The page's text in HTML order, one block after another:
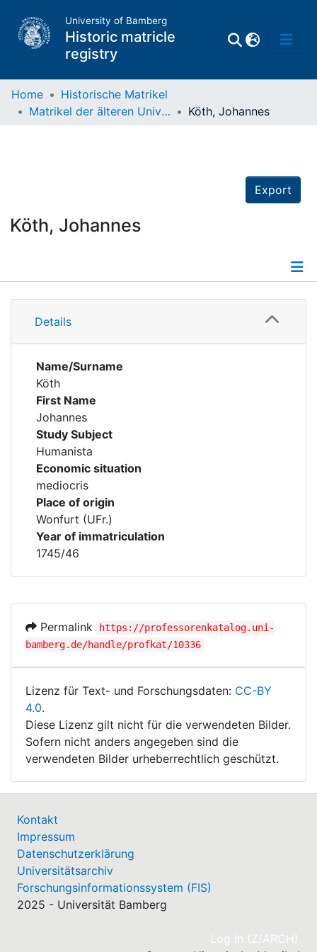
University of Bamberg
Historic matricle
registry
Home
Historische Matrikel
Matrikel der älteren Universität
Köth, Johannes
Export
Köth, Johannes
Details
Details
Name/Surname
Köth
First Name
Johannes
Study Subject
Humanista
Economic situation
mediocris
Place of origin
Wonfurt (UFr.)
Year of immatriculation
1745/46
Permalink
https://professorenkatalog.uni-
bamberg.de/handle/profkat/10336
Lizenz für Text- und Forschungsdaten: CC-BY
4.0.
Diese Lizenz gilt nicht für die verwendeten Bilder.
Sofern nicht anders angegeben sind die
verwendeten Bilder urheberrechtlich geschützt.
Kontakt
Impressum
Datenschutzerklärung
Universitätsarchiv
Forschungsinformationssystem (FIS)
2025 - Universität Bamberg
Log In (Z/ARCH)